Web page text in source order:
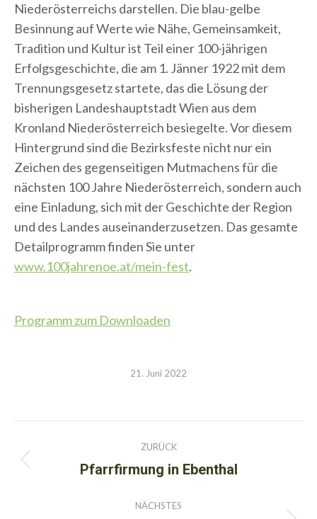
Niederösterreichs darstellen. Die blau-gelbe
Besinnung auf Werte wie Nähe, Gemeinsamkeit,
Tradition und Kultur ist Teil einer 100-jährigen
Erfolgsgeschichte, die am 1. Jänner 1922 mit dem
Trennungsgesetz startete, das die Lösung der
bisherigen Landeshauptstadt Wien aus dem
Kronland Niederösterreich besiegelte. Vor diesem
Hintergrund sind die Bezirksfeste nicht nur ein
Zeichen des gegenseitigen Mutmachens für die
nächsten 100 Jahre Niederösterreich, sondern auch
eine Einladung, sich mit der Geschichte der Region
und des Landes auseinanderzusetzen. Das gesamte
Detailprogramm finden Sie unter
www.100jahrenoe.at/mein-fest.
Programm zum Downloaden
21. Juni 2022
Kommentarnavigation
ZURÜCK
Vorheriger
Pfarrfirmung in Ebenthal
NÄCHSTES